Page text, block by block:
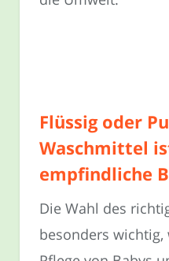
Flüssig oder
Waschmittel
empfindliche
Die Wahl des
besonders